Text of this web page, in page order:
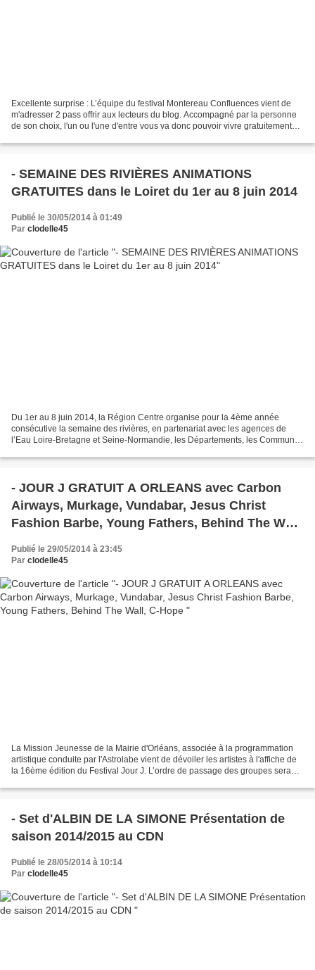
Excellente surprise : L’équipe du festival Montereau Confluences vient de
m'adresser 2 pass offrir aux lecteurs du blog. Accompagné par la personne
de son choix, l'un ou l'une d'entre vous va donc pouvoir vivre gratuitement
- SEMAINE DES RIVIÈRES ANIMATIONS
GRATUITES dans le Loiret du 1er au 8 juin 2014
Publié le 30/05/2014 à 01:49
Par clodelle45
Du 1er au 8 juin 2014, la Région Centre organise pour la 4ème année
consécutive la semaine des rivières, en partenariat avec les agences de
l’Eau Loire-Bretagne et Seine-Normandie, les Départements, les Communes
- JOUR J GRATUIT A ORLEANS avec Carbon
Airways, Murkage, Vundabar, Jesus Christ
Fashion Barbe, Young Fathers, Behind The Wall,
Publié le 29/05/2014 à 23:45
Par clodelle45
La Mission Jeunesse de la Mairie d'Orléans, associée à la programmation
artistique conduite par l'Astrolabe vient de dévoiler les artistes à l'affiche de
la 16ème édition du Festival Jour J. L’ordre de passage des groupes sera
- Set d'ALBIN DE LA SIMONE Présentation de
saison 2014/2015 au CDN
Publié le 28/05/2014 à 10:14
Par clodelle45